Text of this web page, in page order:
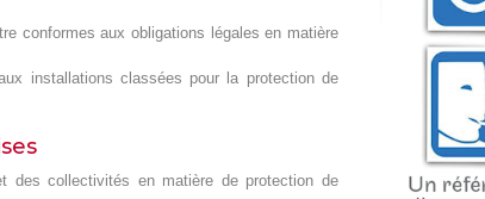
conformes aux obligations légales en matière
installations classées pour la protection de
des collectivités en matière de protection de